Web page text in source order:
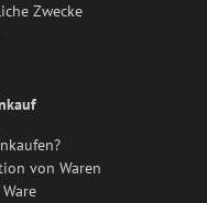
Zwecke
von Waren